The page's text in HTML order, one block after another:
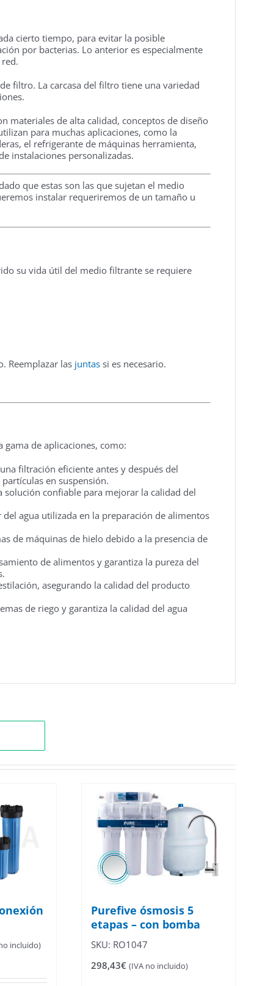
cierto tiempo, para evitar la posible
por bacterias. Lo anterior es especialmente
filtro. La carcasa del filtro tiene una variedad
materiales de alta calidad, conceptos de diseño
para muchas aplicaciones, como la
el refrigerante de máquinas herramienta,
instalaciones personalizadas.
que estas son las que sujetan el medio
instalar requeriremos de un tamaño u
su vida útil del medio filtrante se requiere
Reemplazar las juntas si es necesario.
de aplicaciones, como:
filtración eficiente antes y después del
en suspensión.
solución confiable para mejorar la calidad del
agua utilizada en la preparación de alimentos
de máquinas de hielo debido a la presencia de
de alimentos y garantiza la pureza del
asegurando la calidad del producto
de riego y garantiza la calidad del agua
incluido)
Purefive ósmosis 5
etapas – con bomba
SKU: RO1047
298,43€ (IVA no incluido)